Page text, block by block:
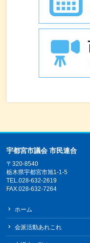
宇都宮市議会 市民連合
〒320-8540
栃木県宇都宮市旭1-1-5
TEL.028-632-2619
FAX.028-632-7264
ホーム
会派活動あれこれ